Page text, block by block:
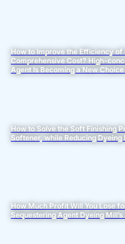
How to Improve the Efficiency
Comprehensive Cost? High-
Agent Is Becoming a New
How to Solve the Soft Finishing
Softener, while Reducing Dyeing
How Much Profit Will You Lose
Sequestering Agent Dyeing